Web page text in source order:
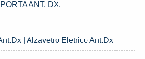
ANT. DX.
| Alzavetro Eletrico Ant.Dx